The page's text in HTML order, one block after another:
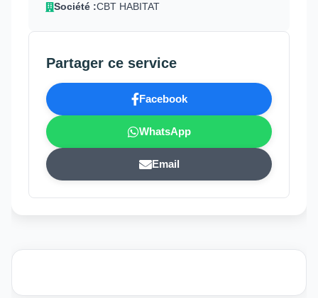
Société :CBT HABITAT
Partager ce service
Facebook
WhatsApp
Email